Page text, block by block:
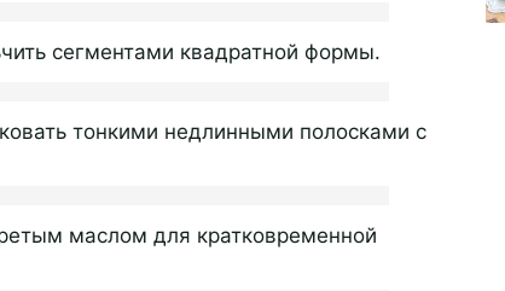
сегментами квадратной формы.
тонкими недлинными полосками с
маслом для кратковременной